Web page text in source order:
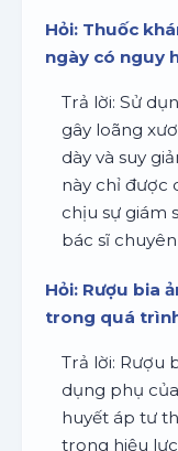
Hỏi: Thuốc
ngày có nguy
Trả lời: Sử
gây loãng
dày và suy
này chỉ được
chịu sự giám
bác sĩ
Hỏi: Rượu bia
trong quá
Trả lời: Rượu
dụng phụ
huyết áp tư
trọng hiệu